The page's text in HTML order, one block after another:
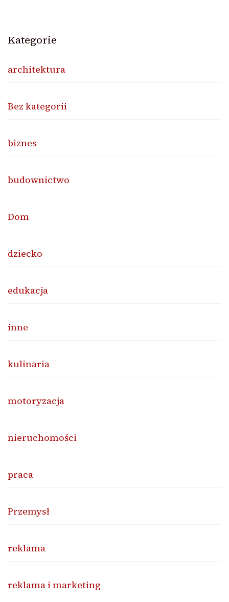
Kategorie
architektura
Bez kategorii
biznes
budownictwo
Dom
dziecko
edukacja
inne
kulinaria
motoryzacja
nieruchomości
praca
Przemysł
reklama
reklama i marketing